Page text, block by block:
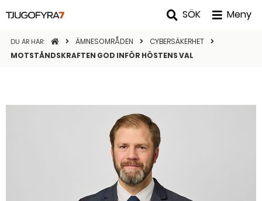
SÖK Meny
DU ÄR HÄR: STARTSIDANÄMNESOMRÅDEN
CYBERSÄKERHET
MOTSTÅNDSKRAFTEN GOD INFÖR HÖSTENS VAL